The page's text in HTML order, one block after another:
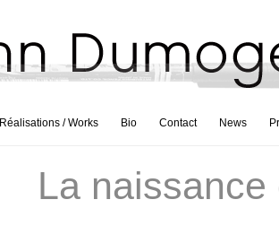
Réalisations / Works Bio Contact News
La